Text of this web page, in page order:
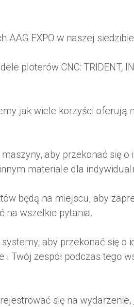
AAG EXPO w naszej
ploterów CNC: TRIDENT,
jak wiele korzyści oferują
aby przekonać się o
materiale dla
będą na miejscu, aby
na wszelkie pytania.
aby przekonać się o
Twój zespół podczas tego
się na wydarzenie,